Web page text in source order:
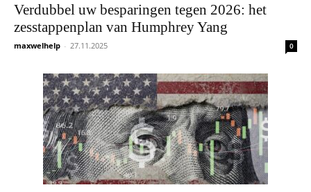
Verdubbel uw besparingen tegen 2026: het
zesstappenplan van Humphrey Yang
maxwelhelp - 27.11.2025 0